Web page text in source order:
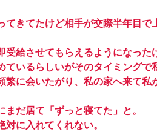
てきてたけど相手が交際半年目
受給させてもらえるようになった
いるらしいがそのタイミングで
繁に会いたがり、私の家へ来て
だ居て「ずっと寝てた」と。
に入れてくれない。